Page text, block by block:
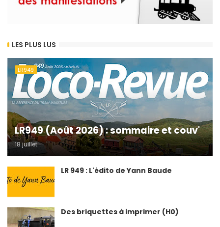
LES PLUS LUS
LR949
LR949 (Août 2026) : sommaire et couv'
18 juillet
LR 949 : L'édito de Yann Baude
Des briquettes à imprimer (H0)